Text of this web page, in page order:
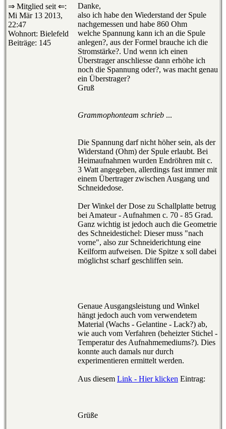
⇒ Mitglied seit ⇐:
Mi Mär 13 2013,
22:47
Wohnort: Bielefeld
Beiträge: 145
Danke,
also ich habe den Wiederstand der Spule
nachgemessen und habe 860 Ohm
welche Spannung kann ich an die Spule
anlegen?, aus der Formel brauche ich die
Stromstärke?. Und wenn ich einen
Überstrager anschliesse dann erhöhe ich
noch die Spannung oder?, was macht genau
ein Überstrager?
Gruß
Grammophonteam schrieb ...
Die Spannung darf nicht höher sein, als der
Widerstand (Ohm) der Spule erlaubt. Bei
Heimaufnahmen wurden Endröhren mit c.
3 Watt angegeben, allerdings fast immer mit
einem Übertrager zwischen Ausgang und
Schneidedose.
Der Winkel der Dose zu Schallplatte betrug
bei Amateur - Aufnahmen c. 70 - 85 Grad.
Ganz wichtig ist jedoch auch die Geometrie
des Schneidestichel: Dieser muss "nach
vorne", also zur Schneiderichtung eine
Keilform aufweisen. Die Spitze x soll dabei
möglichst scharf geschliffen sein.
Genaue Ausgangsleistung und Winkel
hängt jedoch auch vom verwendetem
Material (Wachs - Gelantine - Lack?) ab,
wie auch vom Verfahren (beheizter Stichel -
Temperatur des Aufnahmemediums?). Dies
konnte auch damals nur durch
experimentieren ermittelt werden.
Aus diesem Link - Hier klicken Eintrag:
Grüße